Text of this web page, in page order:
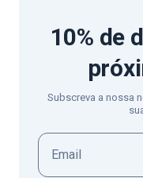
10% de
Subscreva a nossa